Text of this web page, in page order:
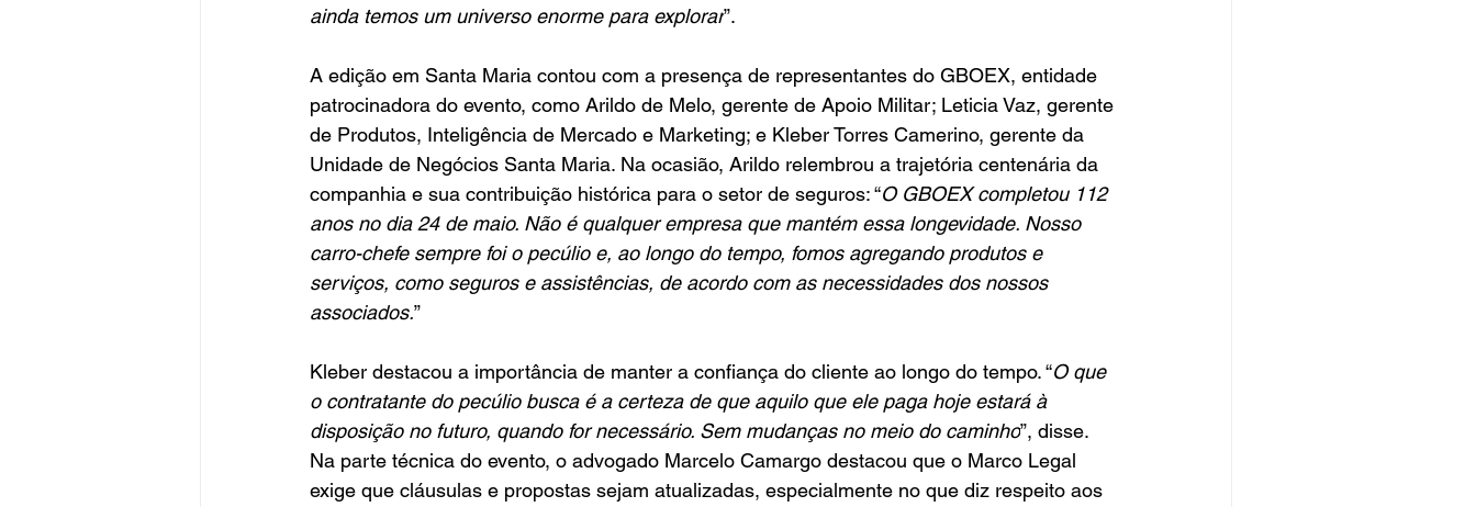
ainda temos um universo enorme para explorar”.
A edição em Santa Maria contou com a presença de representantes do GBOEX, entidade
patrocinadora do evento, como Arildo de Melo, gerente de Apoio Militar; Leticia Vaz, gerente
de Produtos, Inteligência de Mercado e Marketing; e Kleber Torres Camerino, gerente da
Unidade de Negócios Santa Maria. Na ocasião, Arildo relembrou a trajetória centenária da
companhia e sua contribuição histórica para o setor de seguros: “O GBOEX completou 112
anos no dia 24 de maio. Não é qualquer empresa que mantém essa longevidade. Nosso
carro-chefe sempre foi o pecúlio e, ao longo do tempo, fomos agregando produtos e
serviços, como seguros e assistências, de acordo com as necessidades dos nossos
associados.”
Kleber destacou a importância de manter a confiança do cliente ao longo do tempo. “O que
o contratante do pecúlio busca é a certeza de que aquilo que ele paga hoje estará à
disposição no futuro, quando for necessário. Sem mudanças no meio do caminho”, disse.
Na parte técnica do evento, o advogado Marcelo Camargo destacou que o Marco Legal
exige que cláusulas e propostas sejam atualizadas, especialmente no que diz respeito aos